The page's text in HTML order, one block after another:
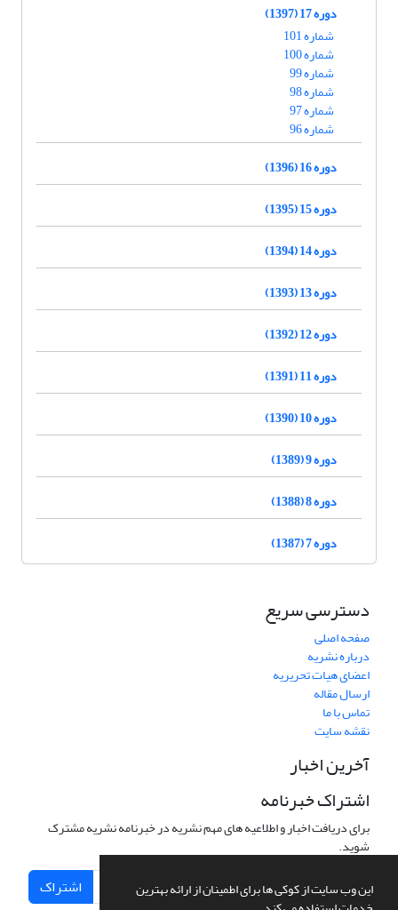
این وب سایت از کوکی ها برای اطمینان از ارائه بهترین
دوره 17 (1397)
شماره 101
شماره 100
شماره 99
شماره 98
شماره 97
شماره 96
دوره 16 (1396)
دوره 15 (1395)
دوره 14 (1394)
دوره 13 (1393)
دوره 12 (1392)
دوره 11 (1391)
دوره 10 (1390)
دوره 9 (1389)
دوره 8 (1388)
دوره 7 (1387)
دسترسی سریع
صفحه اصلی
درباره نشریه
اعضای هیات تحریریه
ارسال مقاله
تماس با ما
نقشه سایت
آخرین اخبار
اشتراک خبرنامه
برای دریافت اخبار و اطلاعیه های مهم نشریه در خبرنامه نشریه مشترک
شوید.
اشتراک